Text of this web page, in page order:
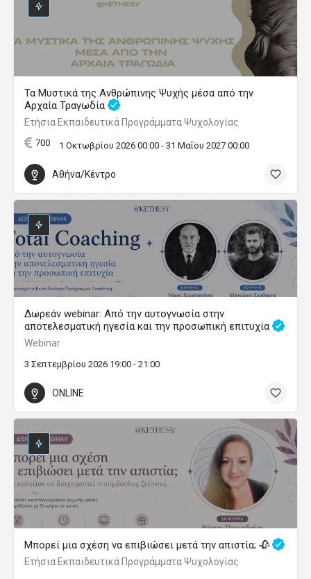
Τα Μυστικά της Ανθρώπινης Ψυχής μέσα από την
Αρχαία Τραγωδία
Ετήσια Εκπαιδευτικά Προγράμματα Ψυχολογίας
700 1 Οκτωβρίου 2026 00:00 - 31 Μαΐου 2027 00:00
Αθήνα/Κέντρο
Δωρεάν webinar: Από την αυτογνωσία στην
αποτελεσματική ηγεσία και την προσωπική επιτυχία
Webinar
3 Σεπτεμβρίου 2026 19:00 - 21:00
ONLINE
Μπορεί μια σχέση να επιβιώσει μετά την απιστία; 🥀
Ετήσια Εκπαιδευτικά Προγράμματα Ψυχολογίας